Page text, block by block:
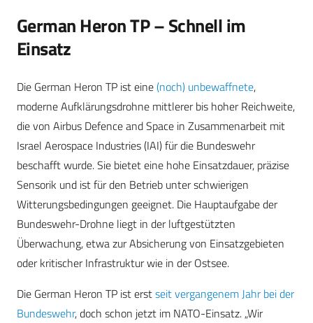
German Heron TP – Schnell im
Einsatz
Die German Heron TP ist eine(noch) unbewaffnete,
moderne Aufklärungsdrohne mittlerer bis hoher Reichweite,
die von Airbus Defence and Space in Zusammenarbeit mit
Israel Aerospace Industries (IAI) für die Bundeswehr
beschafft wurde. Sie bietet eine hohe Einsatzdauer, präzise
Sensorik und ist für den Betrieb unter schwierigen
Witterungsbedingungen geeignet. Die Hauptaufgabe der
Bundeswehr-Drohne liegt in der luftgestützten
Überwachung, etwa zur Absicherung von Einsatzgebieten
oder kritischer Infrastruktur wie in der Ostsee.
Die German Heron TP ist erstseit vergangenem Jahr bei der
Bundeswehr, doch schon jetzt im NATO-Einsatz. „Wir